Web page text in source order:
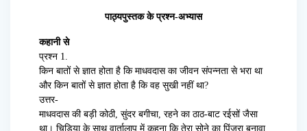
पाठ्यपुस्तक के प्रश्न-अभ्यास
कहानी से
प्रश्न 1.
किन बातों से ज्ञात होता है कि माधवदास का जीवन संपन्नता से भरा था
और किन बातों से ज्ञात होता है कि वह सुखी नहीं था?
उत्तर-
माधवदास की बड़ी कोठी, सुंदर बगीचा, रहने का ठाठ-बाट रईसों जैसा
था। चिड़िया के साथ वार्तालाप में कहना कि तेरा सोने का पिंजरा बनावा